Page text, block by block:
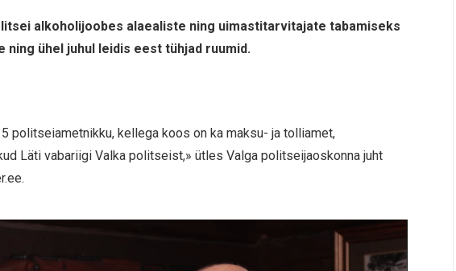
alkoholijoobes alaealiste ning uimastitarvitajate tabamiseks
ühel juhul leidis eest tühjad ruumid.
politseiametnikku, kellega koos on ka maksu- ja tolliamet,
Läti vabariigi Valka politseist,» ütles Valga politseijaoskonna juht